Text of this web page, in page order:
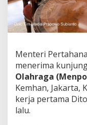
n
j
u
a
n
S
i
k
a
Menteri
menerima
Olahraga
Kemhan, Jakarta,
kerja pertama
lalu.